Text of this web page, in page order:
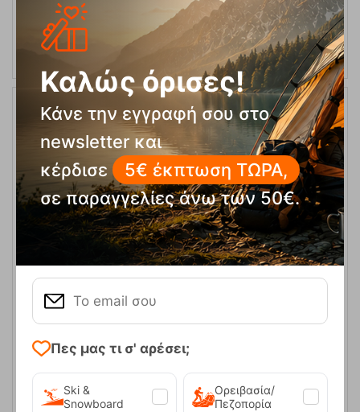
ΑΓΟΡΑ
48%
Κωδικός:
FRE-4576
Άμεσαδιαθέσιμο 65,00
ΑΓΟΡΑ
Καλώς όρισες!
Κάνε την εγγραφή σου στο
newsletter και
κέρδισε
5€ έκπτωση ΤΩΡΑ,
σε παραγγελίες άνω των 50€.
Πες μας τι σ' αρέσει;
Ski &
Snowboard
Ορειβασία/
Πεζοπορία